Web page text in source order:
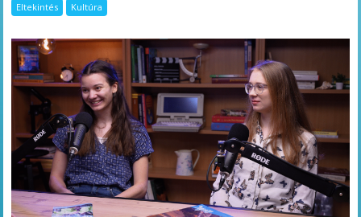
Eltekintés Kultúra